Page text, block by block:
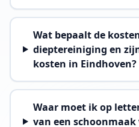
Wat bepaalt de
dieptereiniging en
kosten in Eindhoven?
Waar moet ik op
van een